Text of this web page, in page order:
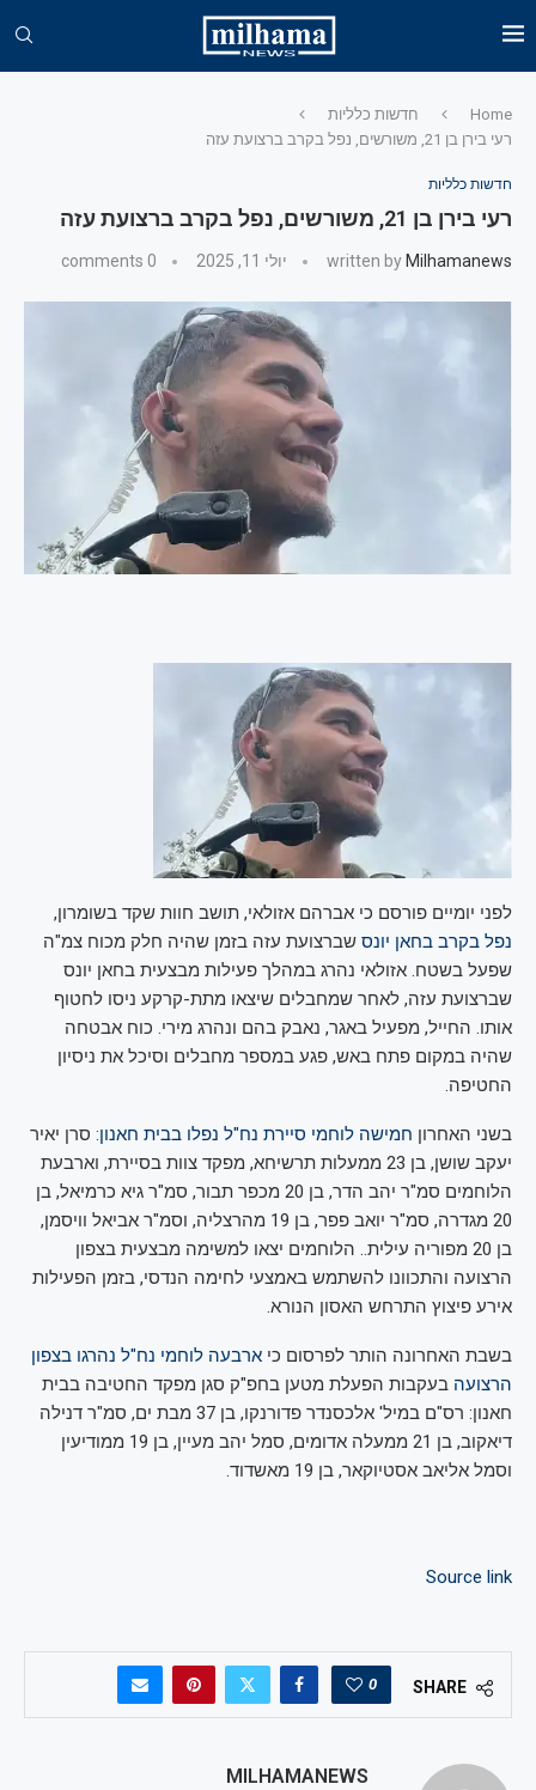
Home
חדשות כלליות
רעי בירן בן 21, משורשים, נפל בקרב ברצועת עזה
חדשות כלליות
רעי בירן בן 21, משורשים, נפל בקרב ברצועת עזה
written by Milhamanews יולי 11, 2025 0 comments
לפני יומיים פורסם כי אברהם אזולאי, תושב חוות שקד בשומרון,
נפל בקרב בחאן יונס שברצועת עזה בזמן שהיה חלק מכוח צמ"ה
שפעל בשטח. אזולאי נהרג במהלך פעילות מבצעית בחאן יונס
שברצועת עזה, לאחר שמחבלים שיצאו מתת-קרקע ניסו לחטוף
אותו. החייל, מפעיל באגר, נאבק בהם ונהרג מירי. כוח אבטחה
שהיה במקום פתח באש, פגע במספר מחבלים וסיכל את ניסיון
החטיפה.
בשני האחרון חמישה לוחמי סיירת נח"ל נפלו בבית חאנון: סרן יאיר
יעקב שושן, בן 23 ממעלות תרשיחא, מפקד צוות בסיירת, וארבעת
הלוחמים סמ"ר יהב הדר, בן 20 מכפר תבור, סמ"ר גיא כרמיאל, בן
20 מגדרה, סמ"ר יואב פפר, בן 19 מהרצליה, וסמ"ר אביאל וויסמן,
בן 20 מפוריה עילית.. הלוחמים יצאו למשימה מבצעית בצפון
הרצועה והתכוונו להשתמש באמצעי לחימה הנדסי, בזמן הפעילות
אירע פיצוץ התרחש האסון הנורא.
בשבת האחרונה הותר לפרסום כי ארבעה לוחמי נח"ל נהרגו בצפון
הרצועה בעקבות הפעלת מטען בחפ"ק סגן מפקד החטיבה בבית
חאנון: רס"ם במיל' אלכסנדר פדורנקו, בן 37 מבת ים, סמ"ר דנילה
דיאקוב, בן 21 ממעלה אדומים, סמל יהב מעיין, בן 19 ממודיעין
וסמל אליאב אסטיוקאר, בן 19 מאשדוד.
Source link
SHARE
0
MILHAMANEWS